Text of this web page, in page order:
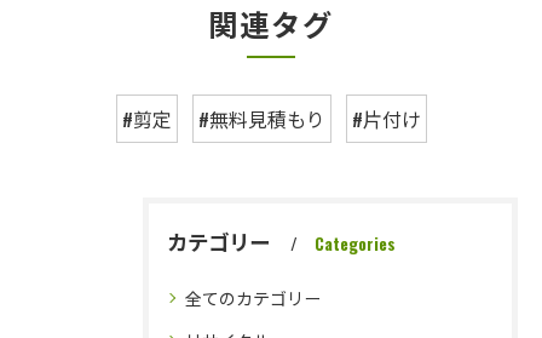
関連タグ
#剪定 #無料見積もり #片付け
カテゴリー Categories
全てのカテゴリー